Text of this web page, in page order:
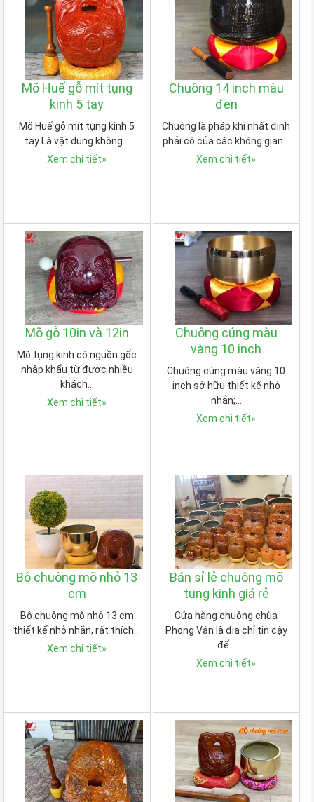
Mõ Huế gỗ mít tụng
kinh 5 tay
Mõ Huế gỗ mít tụng kinh 5
tay Là vật dụng không…
Xem chi tiết»
Chuông 14 inch màu
đen
Chuông là pháp khí nhất định
phải có của các không gian…
Xem chi tiết»
Mõ gỗ 10in và 12in
Mõ tụng kinh có nguồn gốc
nhập khẩu từ được nhiều
khách…
Xem chi tiết»
Chuông cúng màu
vàng 10 inch
Chuông cúng màu vàng 10
inch sở hữu thiết kế nhỏ
nhắn;…
Xem chi tiết»
Bộ chuông mõ nhỏ 13
cm
Bộ chuông mõ nhỏ 13 cm
thiết kế nhỏ nhắn, rất thích…
Xem chi tiết»
Bán sỉ lẻ chuông mõ
tụng kinh giá rẻ
Cửa hàng chuông chùa
Phong Vân là địa chỉ tin cậy
để…
Xem chi tiết»